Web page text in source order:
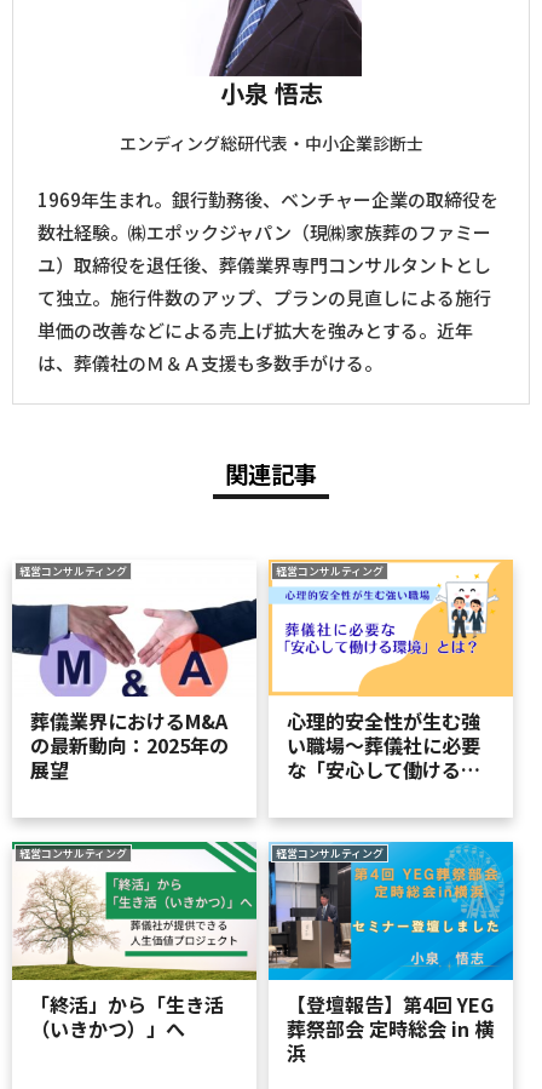
小泉 悟志
エンディング総研代表・中小企業診断士
1969年生まれ。銀行勤務後、ベンチャー企業の取締役を
数社経験。㈱エポックジャパン（現㈱家族葬のファミー
ユ）取締役を退任後、葬儀業界専門コンサルタントとし
て独立。施行件数のアップ、プランの見直しによる施行
単価の改善などによる売上げ拡大を強みとする。近年
は、葬儀社のＭ＆Ａ支援も多数手がける。
関連記事
経営コンサルティング
葬儀業界におけるM&A
の最新動向：2025年の
展望
経営コンサルティング
心理的安全性が生む強
い職場～葬儀社に必要
な「安心して働ける環
経営コンサルティング
「終活」から「生き活
（いきかつ）」へ
経営コンサルティング
【登壇報告】第4回 YEG
葬祭部会 定時総会 in 横
浜